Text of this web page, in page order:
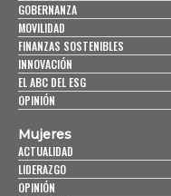
GOBERNANZA
MOVILIDAD
FINANZAS SOSTENIBLES
INNOVACIÓN
EL ABC DEL ESG
OPINIÓN
Mujeres
ACTUALIDAD
LIDERAZGO
OPINIÓN